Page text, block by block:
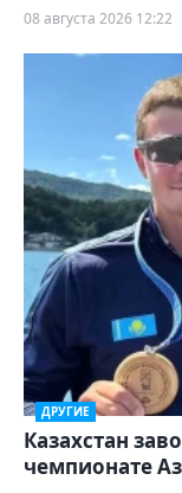
08 августа 2026 12:22
ДРУГИЕ
Казахстан
чемпионате